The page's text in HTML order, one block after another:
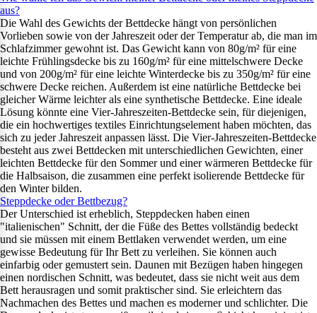
aus?
Die Wahl des Gewichts der Bettdecke hängt von persönlichen
Vorlieben sowie von der Jahreszeit oder der Temperatur ab, die man im
Schlafzimmer gewohnt ist. Das Gewicht kann von 80g/m² für eine
leichte Frühlingsdecke bis zu 160g/m² für eine mittelschwere Decke
und von 200g/m² für eine leichte Winterdecke bis zu 350g/m² für eine
schwere Decke reichen. Außerdem ist eine natürliche Bettdecke bei
gleicher Wärme leichter als eine synthetische Bettdecke. Eine ideale
Lösung könnte eine Vier-Jahreszeiten-Bettdecke sein, für diejenigen,
die ein hochwertiges textiles Einrichtungselement haben möchten, das
sich zu jeder Jahreszeit anpassen lässt. Die Vier-Jahreszeiten-Bettdecke
besteht aus zwei Bettdecken mit unterschiedlichen Gewichten, einer
leichten Bettdecke für den Sommer und einer wärmeren Bettdecke für
die Halbsaison, die zusammen eine perfekt isolierende Bettdecke für
den Winter bilden.
Steppdecke oder Bettbezug?
Der Unterschied ist erheblich, Steppdecken haben einen
"italienischen" Schnitt, der die Füße des Bettes vollständig bedeckt
und sie müssen mit einem Bettlaken verwendet werden, um eine
gewisse Bedeutung für Ihr Bett zu verleihen. Sie können auch
einfarbig oder gemustert sein. Daunen mit Bezügen haben hingegen
einen nordischen Schnitt, was bedeutet, dass sie nicht weit aus dem
Bett herausragen und somit praktischer sind. Sie erleichtern das
Nachmachen des Bettes und machen es moderner und schlichter. Die